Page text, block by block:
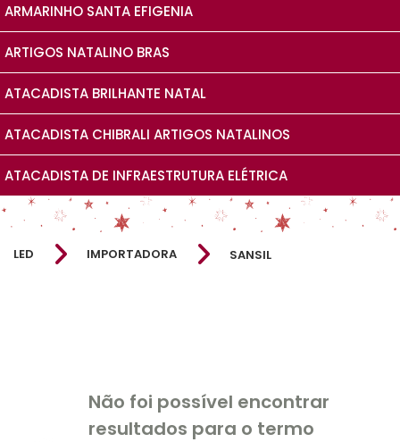
ARMARINHO SANTA EFIGENIA
ARTIGOS NATALINO BRAS
ATACADISTA BRILHANTE NATAL
ATACADISTA CHIBRALI ARTIGOS NATALINOS
ATACADISTA DE INFRAESTRUTURA ELÉTRICA
LED IMPORTADORA SANSIL
Não foi possível encontrar
resultados para o termo